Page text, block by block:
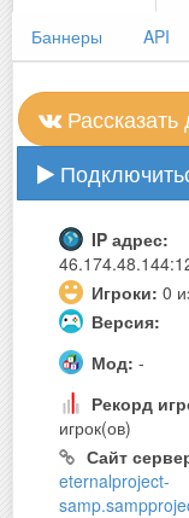
Баннеры API
IP адрес:
Игроки: 0
Версия:
Мод: -
Рекорд
игрок(ов)
Сайт
eternalproject-